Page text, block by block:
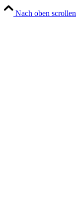
Nach oben scrollen